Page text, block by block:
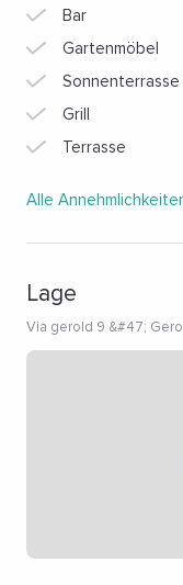
Bar
Gartenmöbel
Sonnenterrasse
Grill
Terrasse
Alle
Lage
Via gerold 9 &#47;